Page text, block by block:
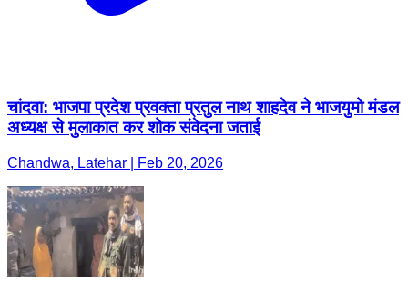
चांदवा: भाजपा प्रदेश प्रवक्ता प्रतुल नाथ शाहदेव ने भाजयुमो मंडल
अध्यक्ष से मुलाकात कर शोक संवेदना जताई
Chandwa, Latehar | Feb 20, 2026